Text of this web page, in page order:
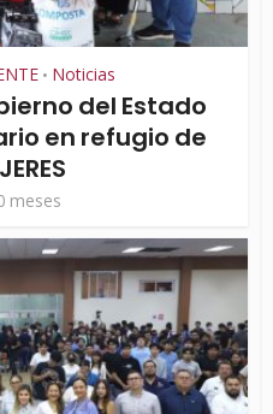
• Noticias
del Estado
en refugio de
meses